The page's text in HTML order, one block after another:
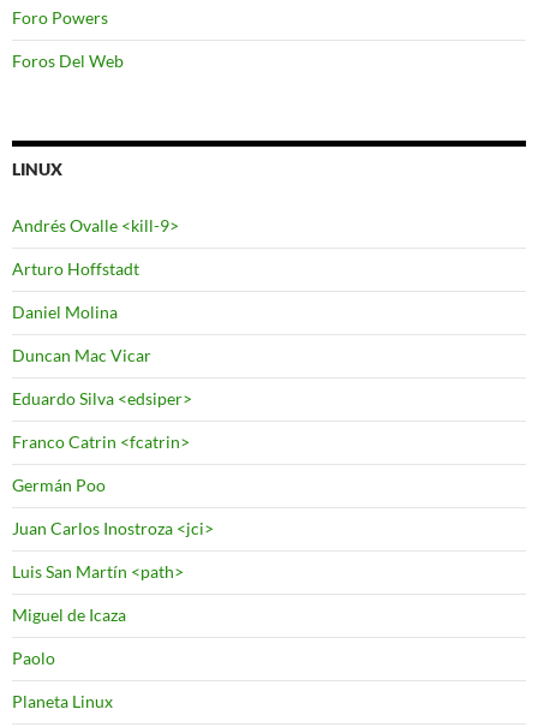
Foro Powers
Foros Del Web
LINUX
Andrés Ovalle <kill-9>
Arturo Hoffstadt
Daniel Molina
Duncan Mac Vicar
Eduardo Silva <edsiper>
Franco Catrin <fcatrin>
Germán Poo
Juan Carlos Inostroza <jci>
Luis San Martín <path>
Miguel de Icaza
Paolo
Planeta Linux